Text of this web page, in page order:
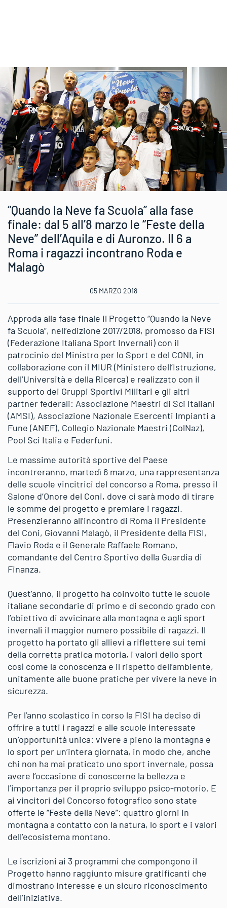
“Quando la Neve fa Scuola” alla fase
finale: dal 5 all’8 marzo le “Feste della
Neve” dell’Aquila e di Auronzo. Il 6 a
Roma i ragazzi incontrano Roda e
Malagò
05 MARZO 2018
Approda alla fase finale il Progetto “Quando la Neve
fa Scuola”, nell’edizione 2017/2018, promosso da FISI
(Federazione Italiana Sport Invernali) con il
patrocinio del Ministro per lo Sport e del CONI, in
collaborazione con il MIUR (Ministero dell’Istruzione,
dell’Università e della Ricerca) e realizzato con il
supporto dei Gruppi Sportivi Militari e gli altri
partner federali: Associazione Maestri di Sci Italiani
(AMSI), Associazione Nazionale Esercenti Impianti a
Fune (ANEF), Collegio Nazionale Maestri (ColNaz),
Pool Sci Italia e Federfuni.
Le massime autorità sportive del Paese
incontreranno, martedì 6 marzo, una rappresentanza
delle scuole vincitrici del concorso a Roma, presso il
Salone d’Onore del Coni, dove ci sarà modo di tirare
le somme del progetto e premiare i ragazzi.
Presenzieranno all’incontro di Roma il Presidente
del Coni, Giovanni Malagò, il Presidente della FISI,
Flavio Roda e il Generale Raffaele Romano,
comandante del Centro Sportivo della Guardia di
Finanza.
Quest’anno, il progetto ha coinvolto tutte le scuole
italiane secondarie di primo e di secondo grado con
l’obiettivo di avvicinare alla montagna e agli sport
invernali il maggior numero possibile di ragazzi. Il
progetto ha portato gli allievi a riflettere sui temi
della corretta pratica motoria, i valori dello sport
così come la conoscenza e il rispetto dell’ambiente,
unitamente alle buone pratiche per vivere la neve in
sicurezza.
Per l’anno scolastico in corso la FISI ha deciso di
offrire a tutti i ragazzi e alle scuole interessate
un’opportunità unica: vivere a pieno la montagna e
lo sport per un’intera giornata, in modo che, anche
chi non ha mai praticato uno sport invernale, possa
avere l’occasione di conoscerne la bellezza e
l’importanza per il proprio sviluppo psico-motorio. E
ai vincitori del Concorso fotografico sono state
offerte le “Feste della Neve”: quattro giorni in
montagna a contatto con la natura, lo sport e i valori
dell’ecosistema montano.
Le iscrizioni ai 3 programmi che compongono il
Progetto hanno raggiunto misure gratificanti che
dimostrano interesse e un sicuro riconoscimento
dell’iniziativa.